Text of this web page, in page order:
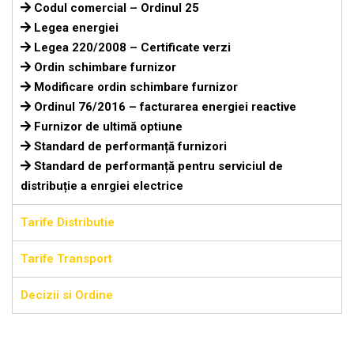
Codul comercial – Ordinul 25
Legea energiei
Legea 220/2008 – Certificate verzi
Ordin schimbare furnizor
Modificare ordin schimbare furnizor
Ordinul 76/2016 – facturarea energiei reactive
Furnizor de ultimă optiune
Standard de performanță furnizori
Standard de performanță pentru serviciul de
distribuție a enrgiei electrice
Tarife Distributie
Tarife Transport
Decizii si Ordine